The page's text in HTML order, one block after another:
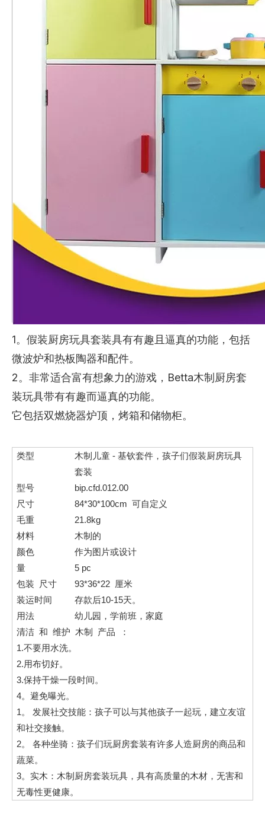
1。假装厨房玩具套装具有有趣且逼真的功能，包括
微波炉和热板陶器和配件。
2。非常适合富有想象力的游戏，Betta木制厨房套
装玩具带有有趣而逼真的功能。
它包括双燃烧器炉顶，烤箱和储物柜。
类型
木制儿童 - 基钦套件，孩子们假装厨房玩具
套装
型号
bip.cfd.012.00
尺寸
84*30*100cm可自定义
毛重
21.8kg
材料
木制的
颜色
作为图片或设计
量
5 pc
包装 尺寸
93*36*22 厘米
装运时间
存款后10-15天。
用法
幼儿园，学前班，家庭
清洁 和 维护 木制 产品 ：
1.不要用水洗。
2.用布切好。
3.保持干燥一段时间。
4。避免曝光。
1。 发展社交技能：孩子可以与其他孩子一起玩，建立友谊
和社交接触。
2。各种坐骑：孩子们玩厨房套装有许多人造厨房的商品和
蔬菜。
3。实木：木制厨房套装玩具，具有高质量的木材，无害和
无毒性更健康。